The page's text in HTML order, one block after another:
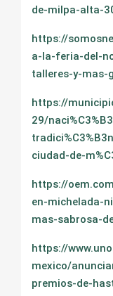
de-milpa-alta-
https://
a-la-feria-del-
talleres-y-mas-
https://
29/
ciudad-de-
https://
en-michelada-
mas-sabrosa-
https://
mexico/
premios-de-